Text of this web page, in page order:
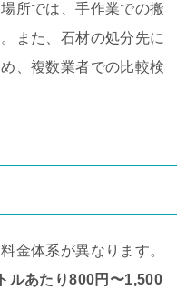
所では、手作業での搬
また、石材の処分先に
、複数業者での比較検
金体系が異なります。
ルあたり800円〜1,500